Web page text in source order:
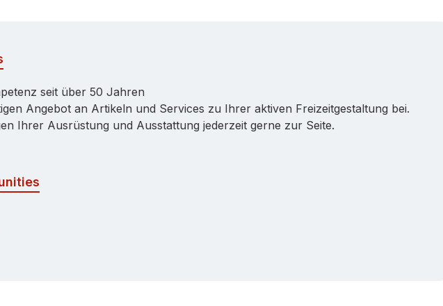
seit über 50 Jahren
Angebot an Artikeln und Services zu Ihrer aktiven Freizeitgestaltung bei.
Ihrer Ausrüstung und Ausstattung jederzeit gerne zur Seite.